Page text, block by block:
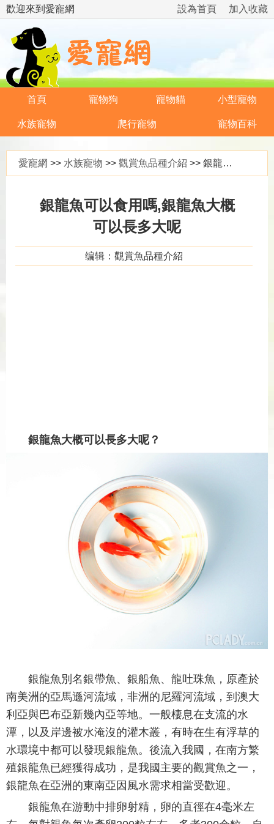
歡迎來到愛寵網 加入收藏
設為首頁
首頁 寵物狗 寵物貓 小型寵物
水族寵物 爬行寵物 寵物百科
愛寵網 >> 水族寵物 >> 觀賞魚品種介紹 >> 銀龍魚可以食用嗎,銀龍魚大概可以長多大呢
銀龍魚可以食用嗎,銀龍魚大概
可以長多大呢
编辑：觀賞魚品種介紹
銀龍魚大概可以長多大呢？
銀龍魚別名銀帶魚、銀船魚、龍吐珠魚，原產於
南美洲的亞馬遜河流域，非洲的尼羅河流域，到澳大
利亞與巴布亞新幾內亞等地。一般棲息在支流的水
潭，以及岸邊被水淹沒的灌木叢，有時在生有浮草的
水環境中都可以發現銀龍魚。後流入我國，在南方繁
殖銀龍魚已經獲得成功，是我國主要的觀賞魚之一，
銀龍魚在亞洲的東南亞因風水需求相當受歡迎。
銀龍魚在游動中排卵射精，卵的直徑在4毫米左